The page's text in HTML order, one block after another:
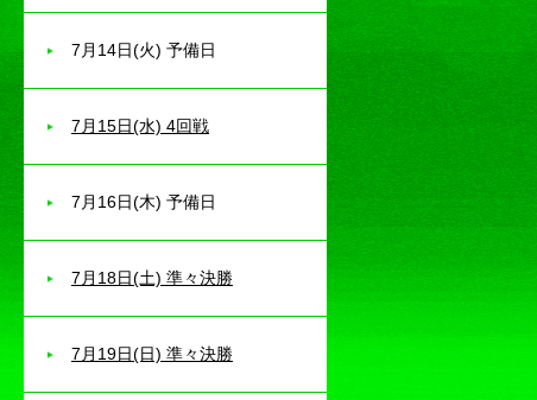
7月14日(火) 予備日
7月15日(水) 4回戦
7月16日(木) 予備日
7月18日(土) 準々決勝
7月19日(日) 準々決勝